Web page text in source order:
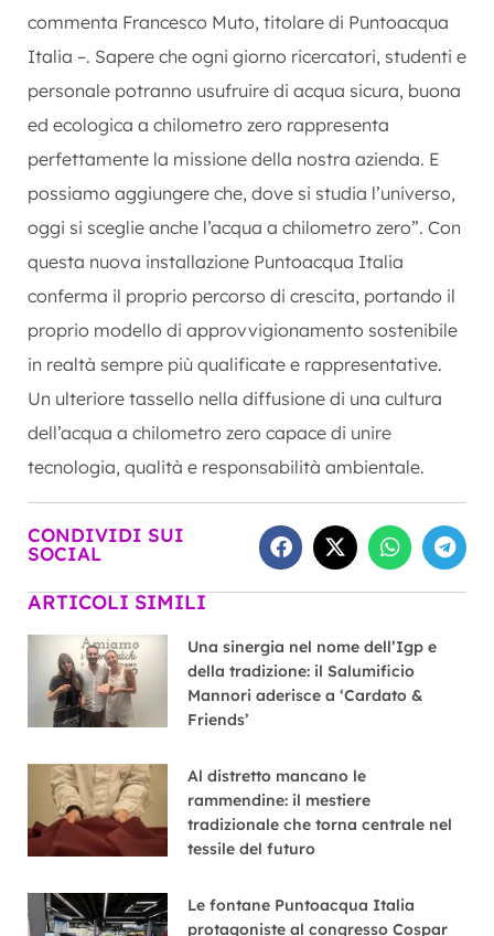
commenta Francesco Muto, titolare di Puntoacqua
Italia –. Sapere che ogni giorno ricercatori, studenti e
personale potranno usufruire di acqua sicura, buona
ed ecologica a chilometro zero rappresenta
perfettamente la missione della nostra azienda. E
possiamo aggiungere che, dove si studia l’universo,
oggi si sceglie anche l’acqua a chilometro zero”. Con
questa nuova installazione Puntoacqua Italia
conferma il proprio percorso di crescita, portando il
proprio modello di approvvigionamento sostenibile
in realtà sempre più qualificate e rappresentative.
Un ulteriore tassello nella diffusione di una cultura
dell’acqua a chilometro zero capace di unire
tecnologia, qualità e responsabilità ambientale.
CONDIVIDI SUI
SOCIAL
ARTICOLI SIMILI
Una sinergia nel nome dell’Igp e
della tradizione: il Salumificio
Mannori aderisce a ‘Cardato &
Friends’
Al distretto mancano le
rammendine: il mestiere
tradizionale che torna centrale nel
tessile del futuro
Le fontane Puntoacqua Italia
protagoniste al congresso Cospar